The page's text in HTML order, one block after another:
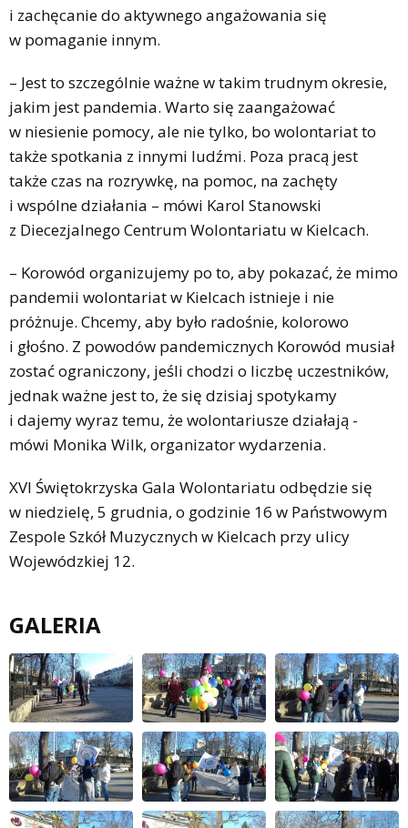
i zachęcanie do aktywnego angażowania się
w pomaganie innym.
– Jest to szczególnie ważne w takim trudnym okresie,
jakim jest pandemia. Warto się zaangażować
w niesienie pomocy, ale nie tylko, bo wolontariat to
także spotkania z innymi ludźmi. Poza pracą jest
także czas na rozrywkę, na pomoc, na zachęty
i wspólne działania – mówi Karol Stanowski
z Diecezjalnego Centrum Wolontariatu w Kielcach.
– Korowód organizujemy po to, aby pokazać, że mimo
pandemii wolontariat w Kielcach istnieje i nie
próżnuje. Chcemy, aby było radośnie, kolorowo
i głośno. Z powodów pandemicznych Korowód musiał
zostać ograniczony, jeśli chodzi o liczbę uczestników,
jednak ważne jest to, że się dzisiaj spotykamy
i dajemy wyraz temu, że wolontariusze działają -
mówi Monika Wilk, organizator wydarzenia.
XVI Świętokrzyska Gala Wolontariatu odbędzie się
w niedzielę, 5 grudnia, o godzinie 16 w Państwowym
Zespole Szkół Muzycznych w Kielcach przy ulicy
Wojewódzkiej 12.
GALERIA